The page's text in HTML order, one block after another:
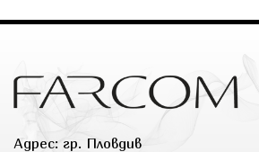
Адрес: гр. Пловдив